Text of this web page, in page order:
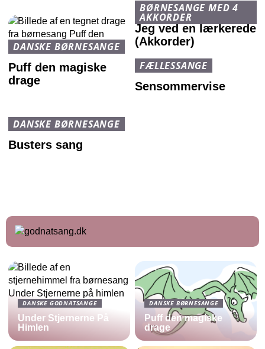
DANSKE BØRNESANGE
Puff den magiske
drage
BØRNESANGE MED 4
AKKORDER
Jeg ved en lærkerede
(Akkorder)
FÆLLESSANGE
Sensommervise
DANSKE BØRNESANGE
Busters sang
DANSKE GODNATSANGE
Under Stjernerne På
Himlen
DANSKE BØRNESANGE
Puff den magiske
drage